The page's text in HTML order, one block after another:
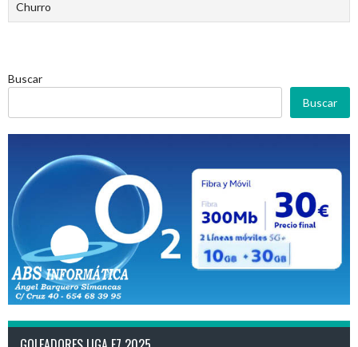
Churro
Buscar
Buscar